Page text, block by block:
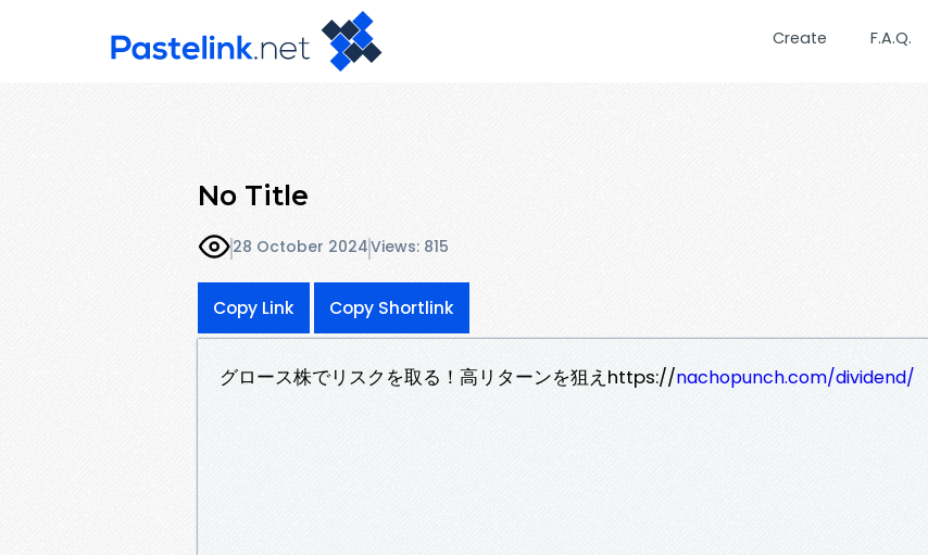
Create F.A.Q.
No Title
28 October 2024Views: 815
Copy Link Copy Shortlink
グロース株でリスクを取る！高リターンを狙えhttps://nachopunch.com/dividend/